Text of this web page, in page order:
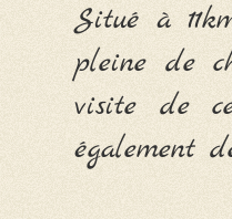
Situé à
pleine de
visite de
également